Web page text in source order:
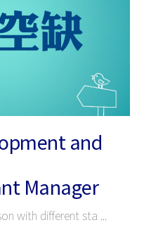
and
Manager
with different sta